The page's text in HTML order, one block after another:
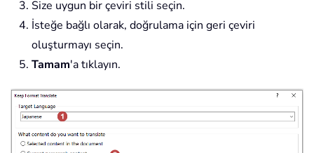
Size uygun bir çeviri stili seçin.
İsteğe bağlı olarak, doğrulama için geri çeviri
oluşturmayı seçin.
Tamam'a tıklayın.